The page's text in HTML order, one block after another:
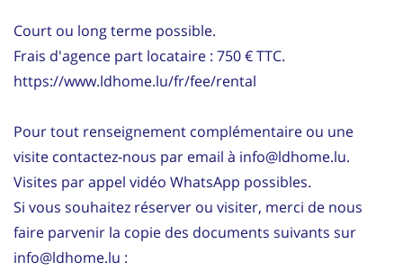
Court ou long terme possible.
Frais d'agence part locataire : 750 € TTC.
https://www.ldhome.lu/fr/fee/rental
Pour tout renseignement complémentaire ou une
visite contactez-nous par email à info@ldhome.lu.
Visites par appel vidéo WhatsApp possibles.
Si vous souhaitez réserver ou visiter, merci de nous
faire parvenir la copie des documents suivants sur
info@ldhome.lu :